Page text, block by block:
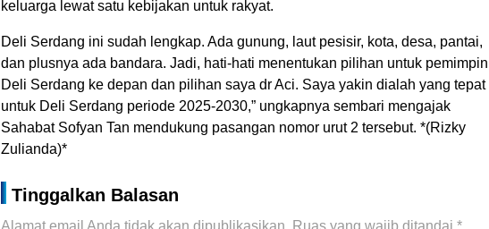
keluarga lewat satu kebijakan untuk rakyat.
Deli Serdang ini sudah lengkap. Ada gunung, laut pesisir, kota, desa, pantai,
dan plusnya ada bandara. Jadi, hati-hati menentukan pilihan untuk pemimpin
Deli Serdang ke depan dan pilihan saya dr Aci. Saya yakin dialah yang tepat
untuk Deli Serdang periode 2025-2030,” ungkapnya sembari mengajak
Sahabat Sofyan Tan mendukung pasangan nomor urut 2 tersebut. *(Rizky
Zulianda)*
Tinggalkan Balasan
Alamat email Anda tidak akan dipublikasikan. Ruas yang wajib ditandai *